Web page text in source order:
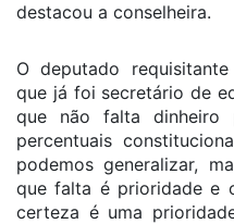
destacou a conselheira.
O deputado
que já foi secretário de
que não falta dinheiro
percentuais
podemos generalizar,
que falta é prioridade e
certeza é uma